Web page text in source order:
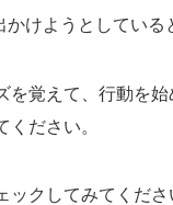
かけようとしている
を覚えて、行動を
ください。
ックしてみてくださ